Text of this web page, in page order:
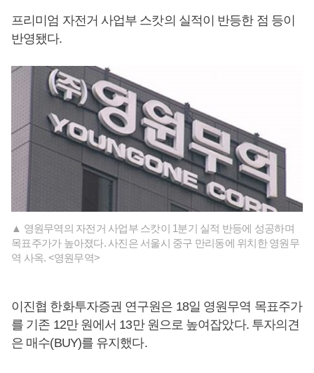
프리미엄 자전거 사업부 스캇의 실적이 반등한 점 등이
반영됐다.
▲ 영원무역의 자전거 사업부 스캇이 1분기 실적 반등에 성공하며
목표주가가 높아졌다. 사진은 서울시 중구 만리동에 위치한 영원무
역 사옥. <영원무역>
이진협 한화투자증권 연구원은 18일 영원무역 목표주가
를 기존 12만 원에서 13만 원으로 높여잡았다. 투자의견
은 매수(BUY)를 유지했다.